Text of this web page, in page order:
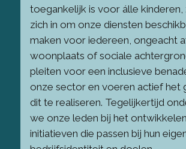
toegankelijk is voor álle kinderen,
zich in om onze diensten
maken voor iedereen, ongeacht
woonplaats of sociale
pleiten voor een inclusieve
onze sector en voeren actief het
dit te realiseren. Tegelijkertijd
we onze leden bij het
initiatieven die passen bij hun